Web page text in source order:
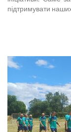
підтримувати